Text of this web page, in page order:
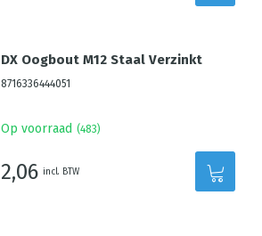
DX Oogbout M12 Staal Verzinkt
8716336444051
Op voorraad (483)
2,06 incl. BTW